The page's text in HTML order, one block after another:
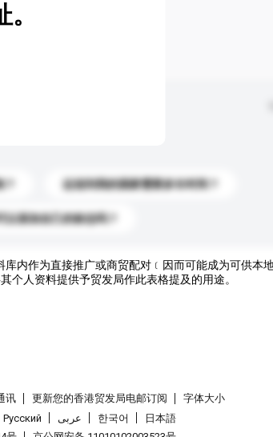
运送到我的国家需要多长时间？
以添加自己的标志吗？
内作为直接推广或商贸配对﹝因而可能成为可供本
个人资料提供予贸发局作此表格提及的用途。
讯 更新您的香港贸发局电邮订阅
字体大小
Pусский عربى 한국어
日本語